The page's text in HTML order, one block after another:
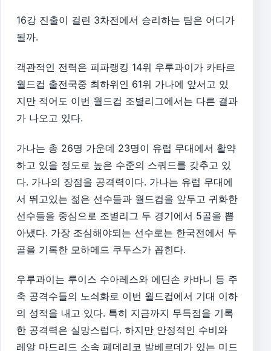
16강 진출이 걸린 3차전에서 승리하는 팀은 어디가
될까.
객관적인 전력은 피파랭킹 14위 우루과이가 카타르
월드컵 출전국중 최하위인 61위 가나에 앞서고 있
지만 적어도 이번 월드컵 조별리그에서는 다른 결과
가 나오고 있다.
가나는 총 26명 가운데 23명이 유럽 무대에서 활약
하고 있을 정도로 높은 수준의 스쿼드를 갖추고 있
다. 가나의 장점을 공격력이다. 가나는 유럽 무대에
서 뛰고있는 젊은 선수들과 월드컵을 앞두고 귀화한
선수들을 중심으로 조별리그 두 경기에서 5골을 뽑
아냈다. 가장 조심해야되는 선수로는 한국전에서 두
골을 기록한 모하메드 쿠두스가 꼽힌다.
우루과이는 루이스 수아레스와 에딘손 카바니 등 주
축 공격수들의 노쇠화로 이번 월드컵에서 기대 이하
의 성적을 내고 있다. 특히 지금까지 무득점을 기록
한 공격력은 실망스럽다. 하지만 안정적인 수비와
레알 마드리드 소속 페데리코 발베르데가 있는 미드